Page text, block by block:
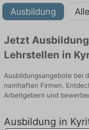
Ausbildung
Jetzt
Lehrstellen in
Ausbildungsangebote bei
namhaften Firmen.
Arbeitgebern und
Ausbildung in